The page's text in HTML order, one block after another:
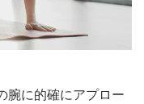
腕に的確にアプロー